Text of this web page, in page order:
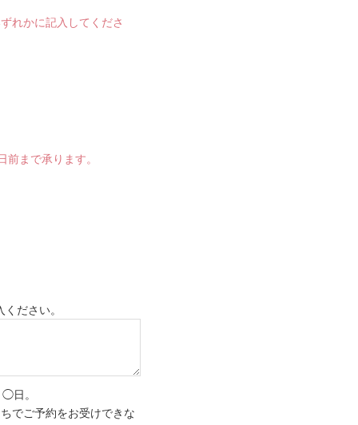
れかに記入してくださ
まで承ります。
ださい。
日。
でご予約をお受けできな